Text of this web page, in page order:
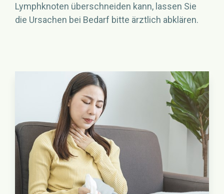
Lymphknoten überschneiden kann, lassen Sie
die Ursachen bei Bedarf bitte ärztlich abklären.